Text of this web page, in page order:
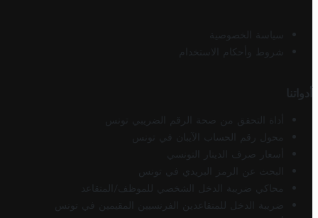
سياسة الخصوصية
شروط وأحكام الاستخدام
أدواتنا
أداة التحقق من صحة الرقم الضريبي تونس
محول رقم الحساب الآيبان في تونس
أسعار صرف الدينار التونسي
البحث عن الرمز البريدي في تونس
محاكي ضريبة الدخل الشخصي للموظف/المتقاعد
ضريبة الدخل للمتقاعدين الفرنسيين المقيمين في تونس